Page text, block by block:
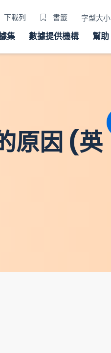
下載列 書籤 字型大小
集 數據提供機構 幫助
原因 (英